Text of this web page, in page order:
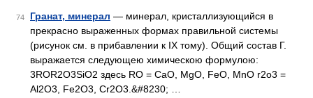
74 Гранат, минерал — минерал, кристаллизующийся в
прекрасно выраженных формах правильной системы
(рисунок см. в прибавлении к IX тому). Общий состав Г.
выражается следующею химическою формулою:
3ROR2O3SiO2 здесь RO = CaO, MgO, FeO, MnO r2o3 =
Al2O3, Fe2O3, Cr2O3.&#8230; …